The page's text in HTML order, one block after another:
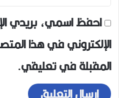
احفظ اسمي، بريدي
الإلكتروني في هذا
المقبلة في تعليقي.